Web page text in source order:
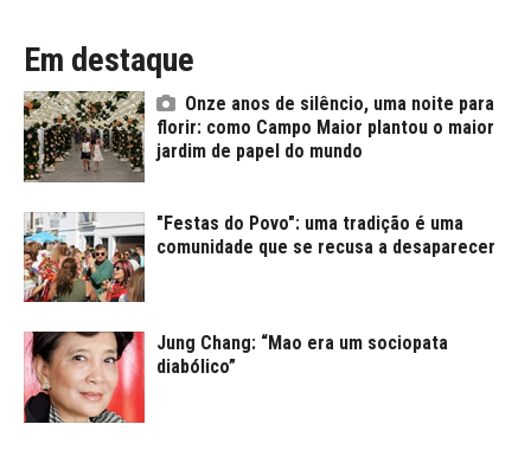
Em destaque
Onze anos de silêncio, uma noite para
florir: como Campo Maior plantou o maior
jardim de papel do mundo
"Festas do Povo": uma tradição é uma
comunidade que se recusa a desaparecer
Jung Chang: “Mao era um sociopata
diabólico”